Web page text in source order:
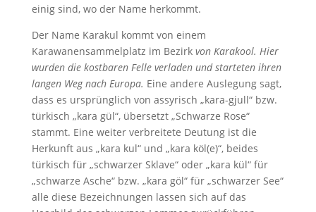
einig sind, wo der Name herkommt.
Der Name Karakul kommt von einem
Karawanensammelplatz im Bezirkvon Karakool. Hier
wurden die kostbaren Felle verladen und starteten ihren
langen Weg nach Europa. Eine andere Auslegung sagt,
dass es ursprünglich von assyrisch „kara-gjull“ bzw.
türkisch „kara gül“, übersetzt „Schwarze Rose“
stammt. Eine weiter verbreitete Deutung ist die
Herkunft aus „kara kul“ und „kara köl(e)“, beides
türkisch für „schwarzer Sklave“ oder „kara kül“ für
„schwarze Asche“ bzw. „kara göl“ für „schwarzer See“
alle diese Bezeichnungen lassen sich auf das